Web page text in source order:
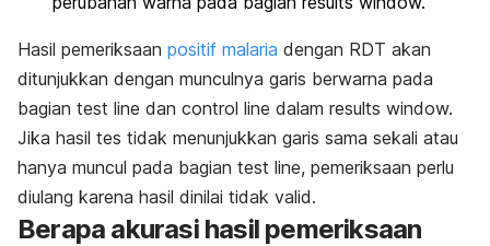
Hasil pemeriksaan positif malaria dengan RDT akan
ditunjukkan dengan munculnya garis berwarna pada
bagian test line dan control line dalam results window.
Jika hasil tes tidak menunjukkan garis sama sekali atau
hanya muncul pada bagian test line, pemeriksaan perlu
diulang karena hasil dinilai tidak valid.
Berapa akurasi hasil pemeriksaan